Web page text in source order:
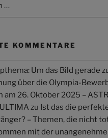
KOMMENTARE
Um das Bild gerade
über die Olympia-
am 26. Oktober 2025 –
zu Ist das die
– Themen, die nicht
mit der